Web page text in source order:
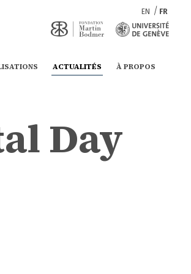
ACTUALITÉS À PROPOS
EN FR
Day